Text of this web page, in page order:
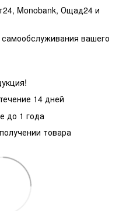
Monobank, Ощад24 и
вашего
14 дней
до 1 года
товара